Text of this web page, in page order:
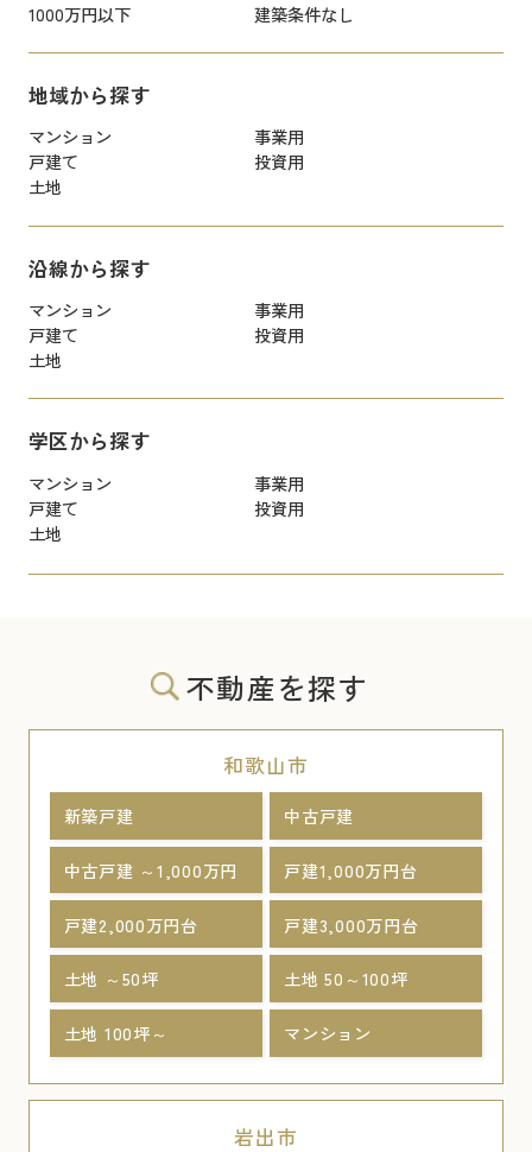
1000万円以下
建築条件なし
地域から探す
マンション
事業用
戸建て
投資用
土地
沿線から探す
マンション
事業用
戸建て
投資用
土地
学区から探す
マンション
事業用
戸建て
投資用
土地
不動産を探す
和歌山市
新築戸建 中古戸建
中古戸建 ～1,000万円 戸建1,000万円台
戸建2,000万円台 戸建3,000万円台
土地 ～50坪 土地 50～100坪
土地 100坪～ マンション
岩出市